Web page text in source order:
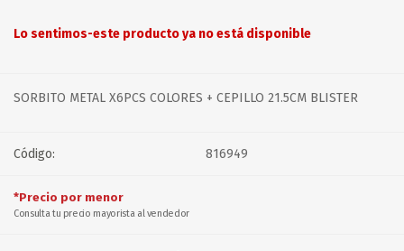
Lo sentimos-este producto ya no está disponible
SORBITO METAL X6PCS COLORES + CEPILLO 21.5CM BLISTER
Código: 816949
*Precio por menor
Consulta tu precio mayorista al vendedor